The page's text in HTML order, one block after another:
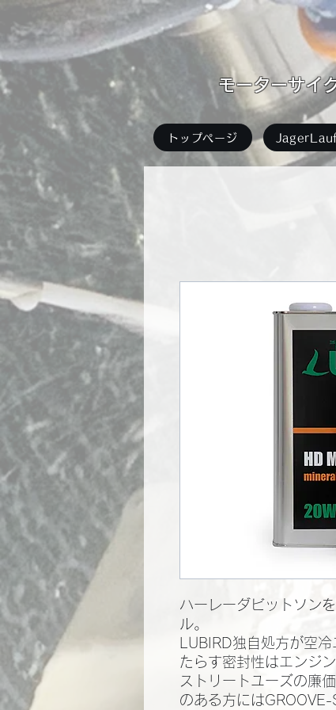
モーターサイ
トップページ
ハーレーダビットソン
ル。
LUBIRD独自処方が空
たらす密封性はエンジ
ストリートユーズの廉
のある方にはGROOVE-